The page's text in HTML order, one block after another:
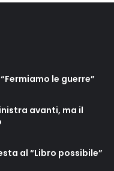
le guerre”
avanti, ma il
al “Libro possibile”